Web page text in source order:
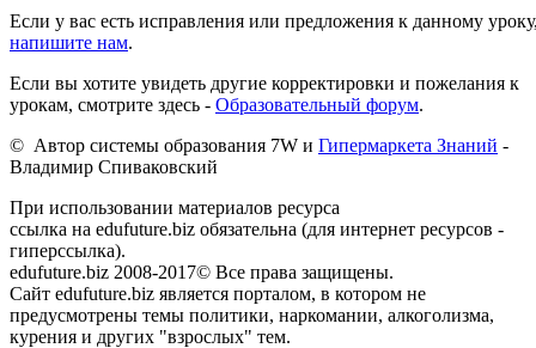
Если у вас есть исправления или предложения к данному
напишите нам.
Если вы хотите увидеть другие корректировки и пожелания к
урокам, смотрите здесь - Образовательный форум.
© Автор системы образования 7W и Гипермаркета Знаний -
Владимир Спиваковский
При использовании материалов ресурса
ссылка на edufuture.biz обязательна (для интернет ресурсов -
гиперссылка).
edufuture.biz 2008-2017© Все права защищены.
Сайт edufuture.biz является порталом, в котором не
предусмотрены темы политики, наркомании, алкоголизма,
курения и других "взрослых" тем.